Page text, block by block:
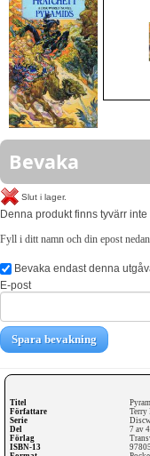
Titel
Författare
Terry
Serie
Del
7 av
Förlag
ISBN-13
Bevaka
Slut i lager.
Denna produkt finns tyvärr inte
Fyll i ditt namn och din epost
Bevaka endast denna
E-post
Spara bevakning